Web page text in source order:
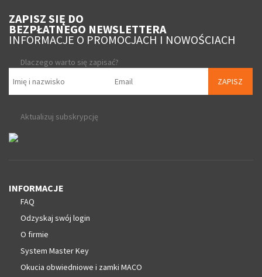
ZAPISZ SIĘ DO
BEZPŁATNEGO NEWSLETTERA
INFORMACJE O PROMOCJACH I NOWOŚCIACH
Dlaczego warto się zapisać?
ZAPISZ
Aktualizuj subskrypcję
INFORMACJE
FAQ
Odzyskaj swój login
O firmie
System Master Key
Okucia obwiedniowe i zamki MACO